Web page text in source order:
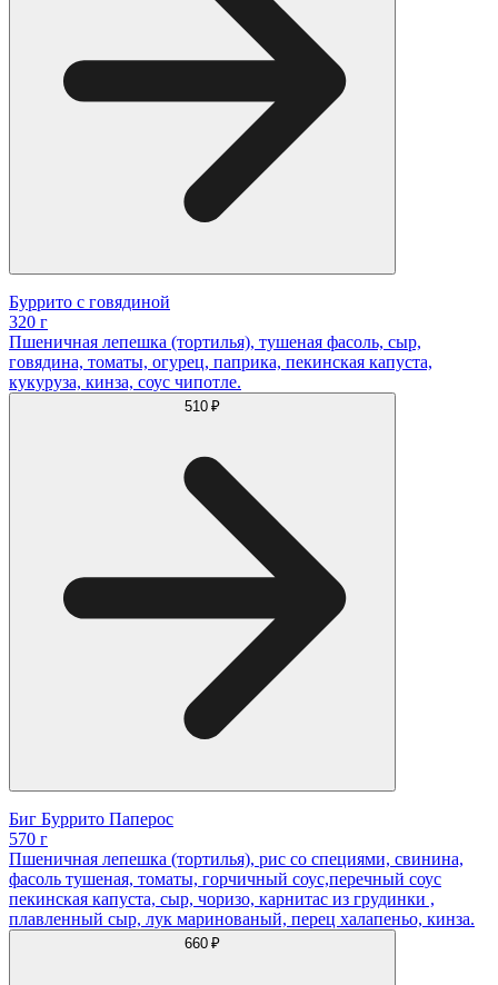
Буррито с говядиной
320 г
Пшеничная лепешка (тортилья), тушеная фасоль, сыр,
говядина, томаты, огурец, паприка, пекинская капуста,
кукуруза, кинза, соус чипотле.
510 ₽
Биг Буррито Паперос
570 г
Пшеничная лепешка (тортилья), рис со специями, свинина,
фасоль тушеная, томаты, горчичный соус,перечный соус
пекинская капуста, сыр, чоризо, карнитас из грудинки ,
плавленный сыр, лук маринованый, перец халапеньо, кинза.
660 ₽